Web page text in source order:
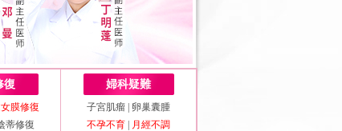
復
膜修復
蒂修復
婦科疑難
子宮肌瘤
卵巢囊腫
不孕不育
月經不調